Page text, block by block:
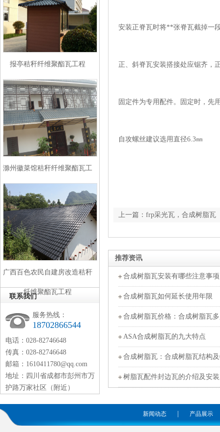
安装正脊瓦时将**张脊瓦截掉一
正、斜脊瓦安装搭接处应锯齐，
固定件为专用配件。固定时，先
自攻螺丝建议选用直径6.3㎜
上一篇：frp采光瓦，合成树脂瓦
推荐资讯
合成树脂瓦安装有哪些注意事项
合成树脂瓦如何延长使用年限
合成树脂瓦价格：合成树脂瓦
ASA合成树脂瓦的九大特点
合成树脂瓦：合成树脂瓦结构
树脂瓦配件封边瓦的介绍及安
报亭秸秆纤维聚酯瓦工程
滁州徽菜馆秸秆纤维聚酯瓦工
广西百色农民自建房改造秸秆
纤维聚酯瓦工程
联系我们
服务热线：
18702866544
电话：028-82746648
传真：028-82746648
邮箱：1610411780@qq.com
地址：四川省成都市彭州市万
护路万家社区（附近）
新闻动态 产品展示